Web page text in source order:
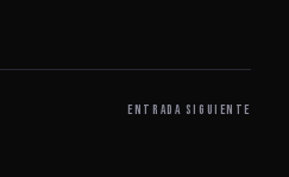
ENTRADA SIGUIENTE